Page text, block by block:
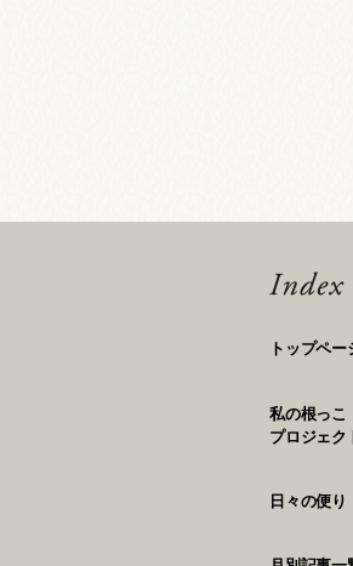
トップペー
私の根っこ
プロジェク
日々の便り